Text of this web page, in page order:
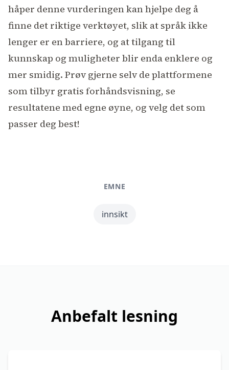
håper denne vurderingen kan hjelpe deg å
finne det riktige verktøyet, slik at språk ikke
lenger er en barriere, og at tilgang til
kunnskap og muligheter blir enda enklere og
mer smidig. Prøv gjerne selv de plattformene
som tilbyr gratis forhåndsvisning, se
resultatene med egne øyne, og velg det som
passer deg best!
EMNE
innsikt
Anbefalt lesning